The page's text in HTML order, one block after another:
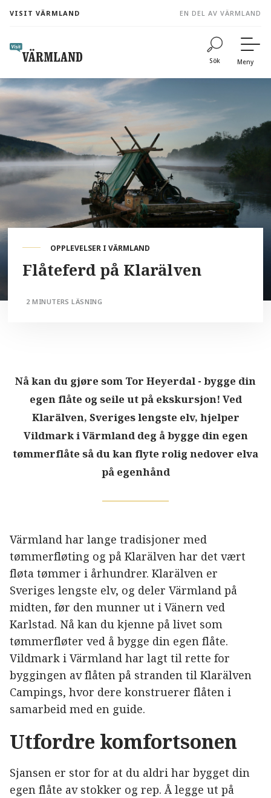
content
VISIT VÄRMLAND EN DEL AV VÄRMLAND
Sök Meny
OPPLEVELSER I VÄRMLAND
Flåteferd på Klarälven
2 MINUTERS LÄSNING
Nå kan du gjøre som Tor Heyerdal - bygge din
egen flåte og seile ut på ekskursjon! Ved
Klarälven, Sveriges lengste elv, hjelper
Vildmark i Värmland deg å bygge din egen
tømmerflåte så du kan flyte rolig nedover elva
på egenhånd
Värmland har lange tradisjoner med
tømmerfløting og på Klarälven har det vært
fløta tømmer i århundrer. Klarälven er
Sveriges lengste elv, og deler Värmland på
midten, før den munner ut i Vänern ved
Karlstad. Nå kan du kjenne på livet som
tømmerfløter ved å bygge din egen flåte.
Vildmark i Värmland har lagt til rette for
byggingen av flåten på stranden til Klarälven
Campings, hvor dere konstruerer flåten i
samarbeid med en guide.
Utfordre komfortsonen
Sjansen er stor for at du aldri har bygget din
egen flåte av stokker og rep. Å legge ut på